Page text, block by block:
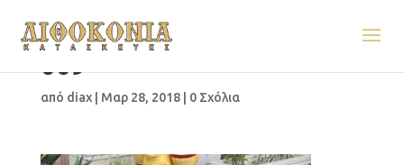
009
από diax| Μαρ 28, 2018| 0 Σχόλια